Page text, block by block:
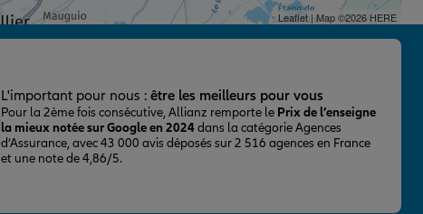
Leaflet| Map ©2026 HERE
L'important pour nous : être les meilleurs pour vous
Pour la 2ème fois consécutive, Allianz remporte le Prix de l’enseigne
la mieux notée sur Google en 2024dans la catégorie Agences
d’Assurance, avec 43 000 avis déposés sur 2 516 agences en France
et une note de 4,86/5.